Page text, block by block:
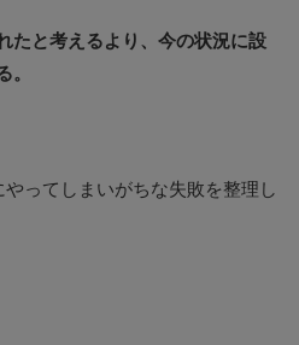
たと考えるより、今の状況に設
。
ってしまいがちな失敗を整理し